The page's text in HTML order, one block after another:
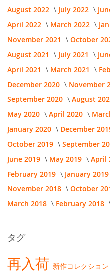
August 2022
July 2022
April 2022
March 2022
November 2021
October
August 2021
July 2021
April 2021
March 2021
December 2020
November
September 2020
August
May 2020
April 2020
January 2020
December
October 2019
September
June 2019
May 2019 April
February 2019
January 2019
November 2018
October
March 2018
February 2018
タグ
再入荷 新作コレクション